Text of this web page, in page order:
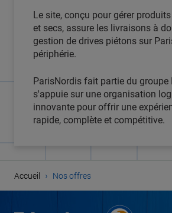
Le site, conçu pour gérer
et secs, assure les livraisons à
gestion de drives piétons sur
périphérie.
ParisNordis fait partie du groupe
s'appuie sur une organisation
innovante pour offrir une
rapide, complète et compétitive.
Accueil › Nos offres